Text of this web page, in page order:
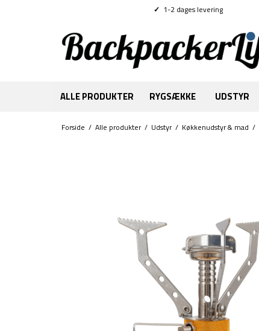
✓ 1-2 dages levering
ALLE PRODUKTER RYGSÆKKE UDSTYR
Forside / Alle produkter/ Udstyr/ Køkkenudstyr & mad /